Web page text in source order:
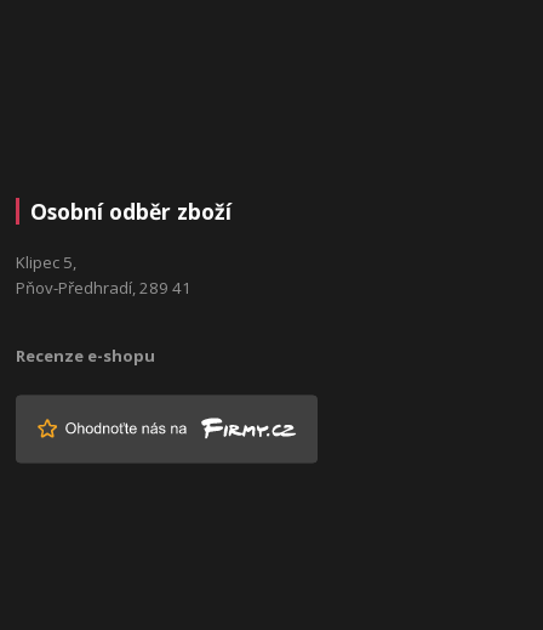
Osobní odběr zboží
Klipec 5,
Pňov-Předhradí, 289 41
Recenze e-shopu